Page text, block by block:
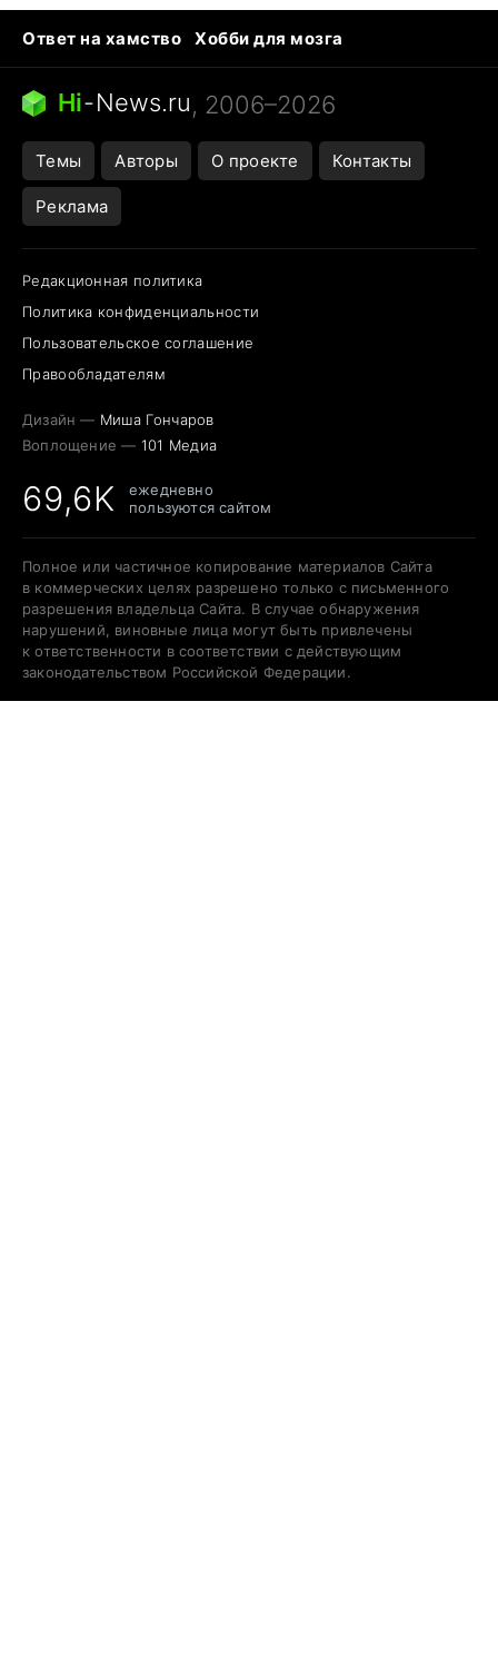
Ответ на хамство
Хобби для мозга
Бензин 100 vs 95
Тунцы в океанариуме
Следующая пандемия
Hi-News.ru, 2006–2026
Темы Авторы О проекте Контакты
Реклама
Редакционная политика
Политика конфиденциальности
Пользовательское соглашение
Правообладателям
Дизайн — Миша Гончаров
Воплощение — 101 Медиа
69,6K
ежедневно
пользуются сайтом
Полное или частичное копирование материалов Сайта
в коммерческих целях разрешено только с письменного
разрешения владельца Сайта. В случае обнаружения
нарушений, виновные лица могут быть привлечены
к ответственности в соответствии с действующим
законодательством Российской Федерации.